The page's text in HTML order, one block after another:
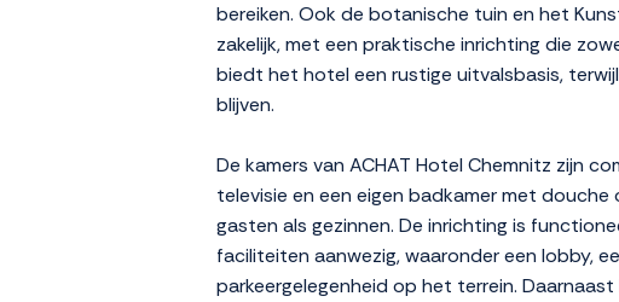
bereiken. Ook de botanische tuin en het
zakelijk, met een praktische inrichting die
biedt het hotel een rustige uitvalsbasis,
blijven.
De kamers van ACHAT Hotel Chemnitz zijn
televisie en een eigen badkamer met
gasten als gezinnen. De inrichting is
faciliteiten aanwezig, waaronder een lobby,
parkeergelegenheid op het terrein.